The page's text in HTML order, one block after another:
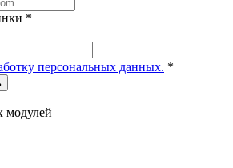
*
персональных данных. *
модулей